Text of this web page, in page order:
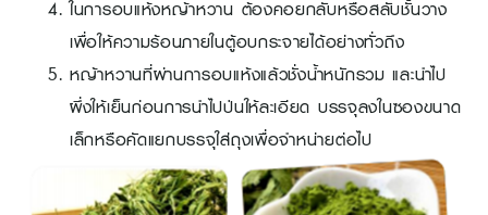
ในการอบแห้งหญ้าหวาน ต้องคอยกลับหรือสลับชั้นวาง
เพื่อให้ความร้อนภายในตู้อบกระจายได้อย่างทั่วถึง
หญ้าหวานที่ผ่านการอบแห้งแล้วชั่งน้ำหนักรวม และนำไป
ผึ่งให้เย็นก่อนการนำไปป่นให้ละเอียด บรรจุลงในซองขนาด
เล็กหรือคัดแยกบรรจุใส่ถุงเพื่อจำหน่ายต่อไป